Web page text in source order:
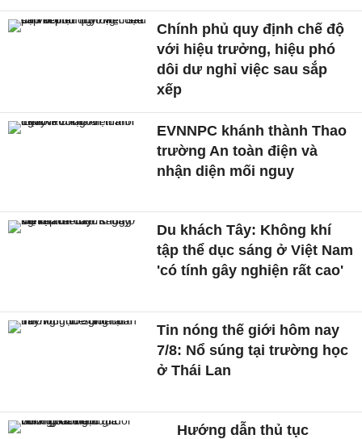
Chính phủ quy định chế độ
với hiệu trưởng, hiệu phó
dôi dư nghỉ việc sau sắp
xếp
EVNNPC khánh thành Thao
trường An toàn điện và
nhận diện mối nguy
Du khách Tây: Không khí
tập thể dục sáng ở Việt Nam
'có tính gây nghiện rất cao'
Tin nóng thế giới hôm nay
7/8: Nổ súng tại trường học
ở Thái Lan
Hướng dẫn thủ tục